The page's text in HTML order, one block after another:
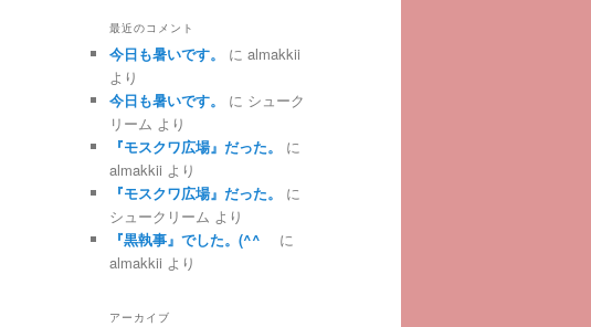
最近のコメント
今日も暑いです。 に almakkii
より
今日も暑いです。
に シューク
リーム より
『モスクワ広場』だった。
に
almakkii より
『モスクワ広場』だった。
に
シュークリーム より
『黒執事』でした。(^^ゞ
に
almakkii より
アーカイブ